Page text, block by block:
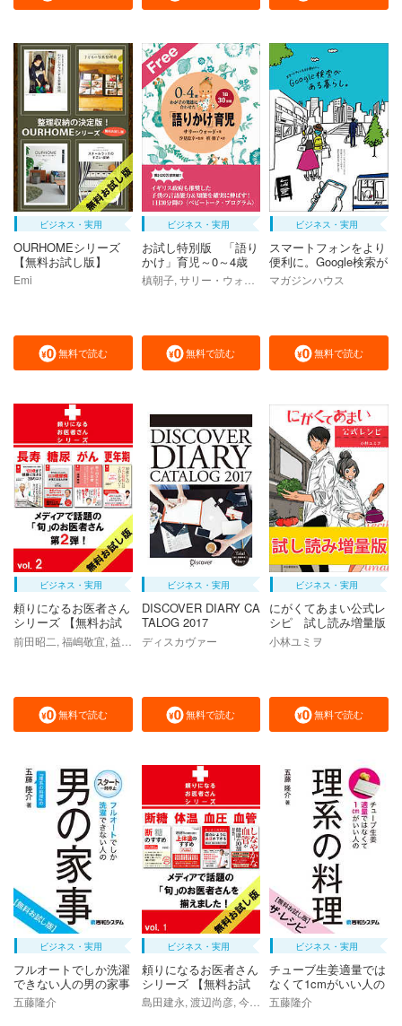
ビジネス・実用
OURHOMEシリーズ
【無料お試し版】
Emi
無料で読む
ビジネス・実用
お試し特別版 「語り
かけ」育児～0～4歳
わが子の発達に合わせ
た 1日30分間～
無料で読む
ビジネス・実用
スマートフォンをより
便利に。Google検索が
ある暮らし。
マガジンハウス
無料で読む
ビジネス・実用
頼りになるお医者さん
シリーズ 【無料お試
し版】 Vol．2
無料で読む
ビジネス・実用
DISCOVER DIARY CA
TALOG 2017
ディスカヴァー
無料で読む
ビジネス・実用
にがくてあまい公式レ
シピ 試し読み増量版
小林ユミヲ
無料で読む
ビジネス・実用
フルオートでしか洗濯
できない人の男の家事
【無料お試し版】
五藤隆介
ビジネス・実用
頼りになるお医者さん
シリーズ 【無料お試
し版】 Vol．1
ビジネス・実用
チューブ生姜適量では
なくて1cmがいい人の
理系の料理【無料お試
し版】ザ・レシピ
五藤隆介